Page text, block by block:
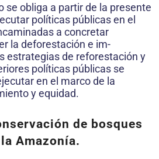
se obliga a partir de la presente
políticas públicas en el
a concretar
la deforestación e im­
estrategias de reforestación y
políticas públicas se
en el marco de la
y equidad.
de bosques
Amazonía.